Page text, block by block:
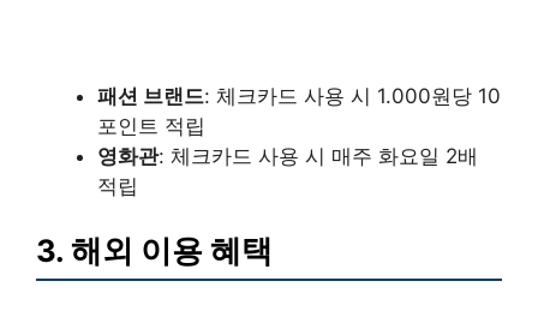
패션 브랜드: 체크카드 사용 시 1.000원당 10
포인트 적립
영화관: 체크카드 사용 시 매주 화요일 2배
적립
3. 해외 이용 혜택